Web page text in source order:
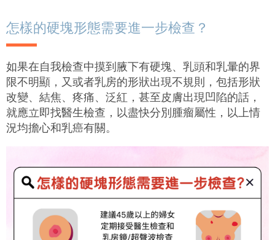
怎樣的硬塊形態需要進一步檢查？
如果在自我檢查中摸到腋下有硬塊、乳頭和乳暈的界
限不明顯，又或者乳房的形狀出現不規則，包括形狀
改變、結焦、疼痛、泛紅，甚至皮膚出現凹陷的話，
就應立即找醫生檢查，以盡快分別腫瘤屬性，以上情
況均擔心和乳癌有關。